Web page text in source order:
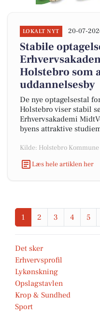
LOKALT NYT 20-07-
Stabile
Holstebro som
uddannelsesby
De nye optagelsestal
Holstebro viser stabil
Erhvervsakademi
byens attraktive
Kilde: Holstebro Kommune
Læs hele artiklen her
1 2 3 4 5
Det sker
Erhvervsprofil
Lykønskning
Opslagstavlen
Krop & Sundhed
Sport